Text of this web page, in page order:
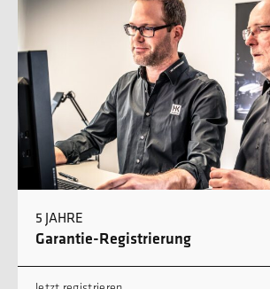
5 JAHRE
Garantie-Registrierung